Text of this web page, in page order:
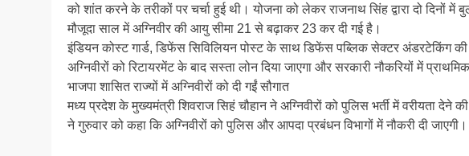
को शांत करने के तरीकों पर चर्चा हुई थी। योजना को लेकर राजनाथ सिंह द्वारा दो दिनों में
मौजूदा साल में अग्निवीर की आयु सीमा 21 से बढ़ाकर 23 कर दी गई है।
इंडियन कोस्ट गार्ड, डिफेंस सिविलियन पोस्ट के साथ डिफेंस पब्लिक सेक्टर अंडरटेकिंग की
अग्निवीरों को रिटायरमेंट के बाद सस्ता लोन दिया जाएगा और सरकारी नौकरियों में
भाजपा शासित राज्यों में अग्निवीरों को दी गईं सौगात
मध्य प्रदेश के मुख्यमंत्री शिवराज सिहं चौहान ने अग्निवीरों को पुलिस भर्ती में वरीयता देने
ने गुरुवार को कहा कि अग्निवीरों को पुलिस और आपदा प्रबंधन विभागों में नौकरी दी जाएगी।